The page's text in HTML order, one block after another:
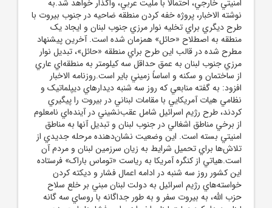
امنيتي خارجي، احتمالاً با مليت عربي، واگذار خواهد شد.به
نوشته الاخبار، پروژه خفه کردن منطقه ضاحيه در جنوب بيروت با
طرح ديگري براي تخليه نوار مرزي جنوب لبنان و ايجاد يک
منطقه به اصطلاح «حائل» همزمان شده است. آخرين پيشنهاد
مطرح شده در قالب اين طرح براي منطقه «حائل»، تبديل نوار
مرزي جنوب لبنان به عمق حداقل سه کيلومتر به منطقه‌اي عاري
از ساختمان و سکنه و اساساً زميني باير است.روزنامه الاخبار
افزود: به گفته منابعي که روز سه شنبه ديدارهاي ديپلماتيک و
نظامي هيات آمريکايي با مقامات لبناني در بيروت را پيگيري
کردند، طرح رژيم اسرائيل شامل عقب‌نشيني در آينده‌اي نامعلوم
از برخي مناطق اشغالي در جنوب لبنان و تبديل آنها به مناطق
امنيتي بسته است. اين وضعيت نشان‌دهنده مرحله جديدي از
تلاش‌ها براي تحميل شرايط به زيان سرزمين لبنان و مردم آن
است.هياتي از کنگره آمريکا به رياست «توماس باراک» فرستاده
اين کشور روز سه شنبه در ادامه اعمال فشار و ديکته کردن
خواسته‌هاي رژيم اسرائيل به دولت لبنان مبني بر خلع سلاح
حزب الله، به بيروت سفر و به طور جداگانه با روساي سه گانه